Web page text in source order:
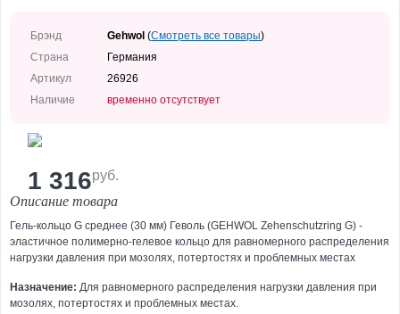
лицом
Уход
телом
Уход
руками
Уход
ногами
Средства
волос
Брэнд Gehwol(Смотреть все товары)
Страна
Германия
Артикул
26926
Наличие
временно отсутствует
1 316руб.
Описание товара
Гель-кольцо G среднее (30 мм) Геволь (GEHWOL Zehenschutzring G) -
эластичное полимерно-гелевое кольцо для равномерного распределения
нагрузки давления при мозолях, потертостях и проблемных местах
Назначение: Для равномерного распределения нагрузки давления при
мозолях, потертостях и проблемных местах.